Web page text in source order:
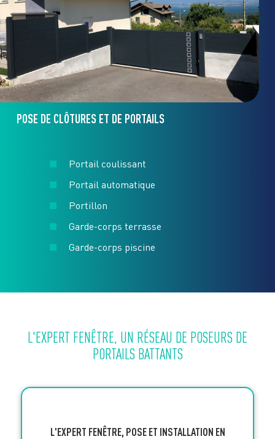
POSE DE CLÔTURES ET DE PORTAILS
Portail coulissant
Portail automatique
Portillon
Garde-corps terrasse
Garde-corps piscine
L'EXPERT FENÊTRE, UN RÉSEAU DE POSEURS DE
PORTAILS BATTANTS
L'EXPERT FENÊTRE, POSE ET INSTALLATION EN